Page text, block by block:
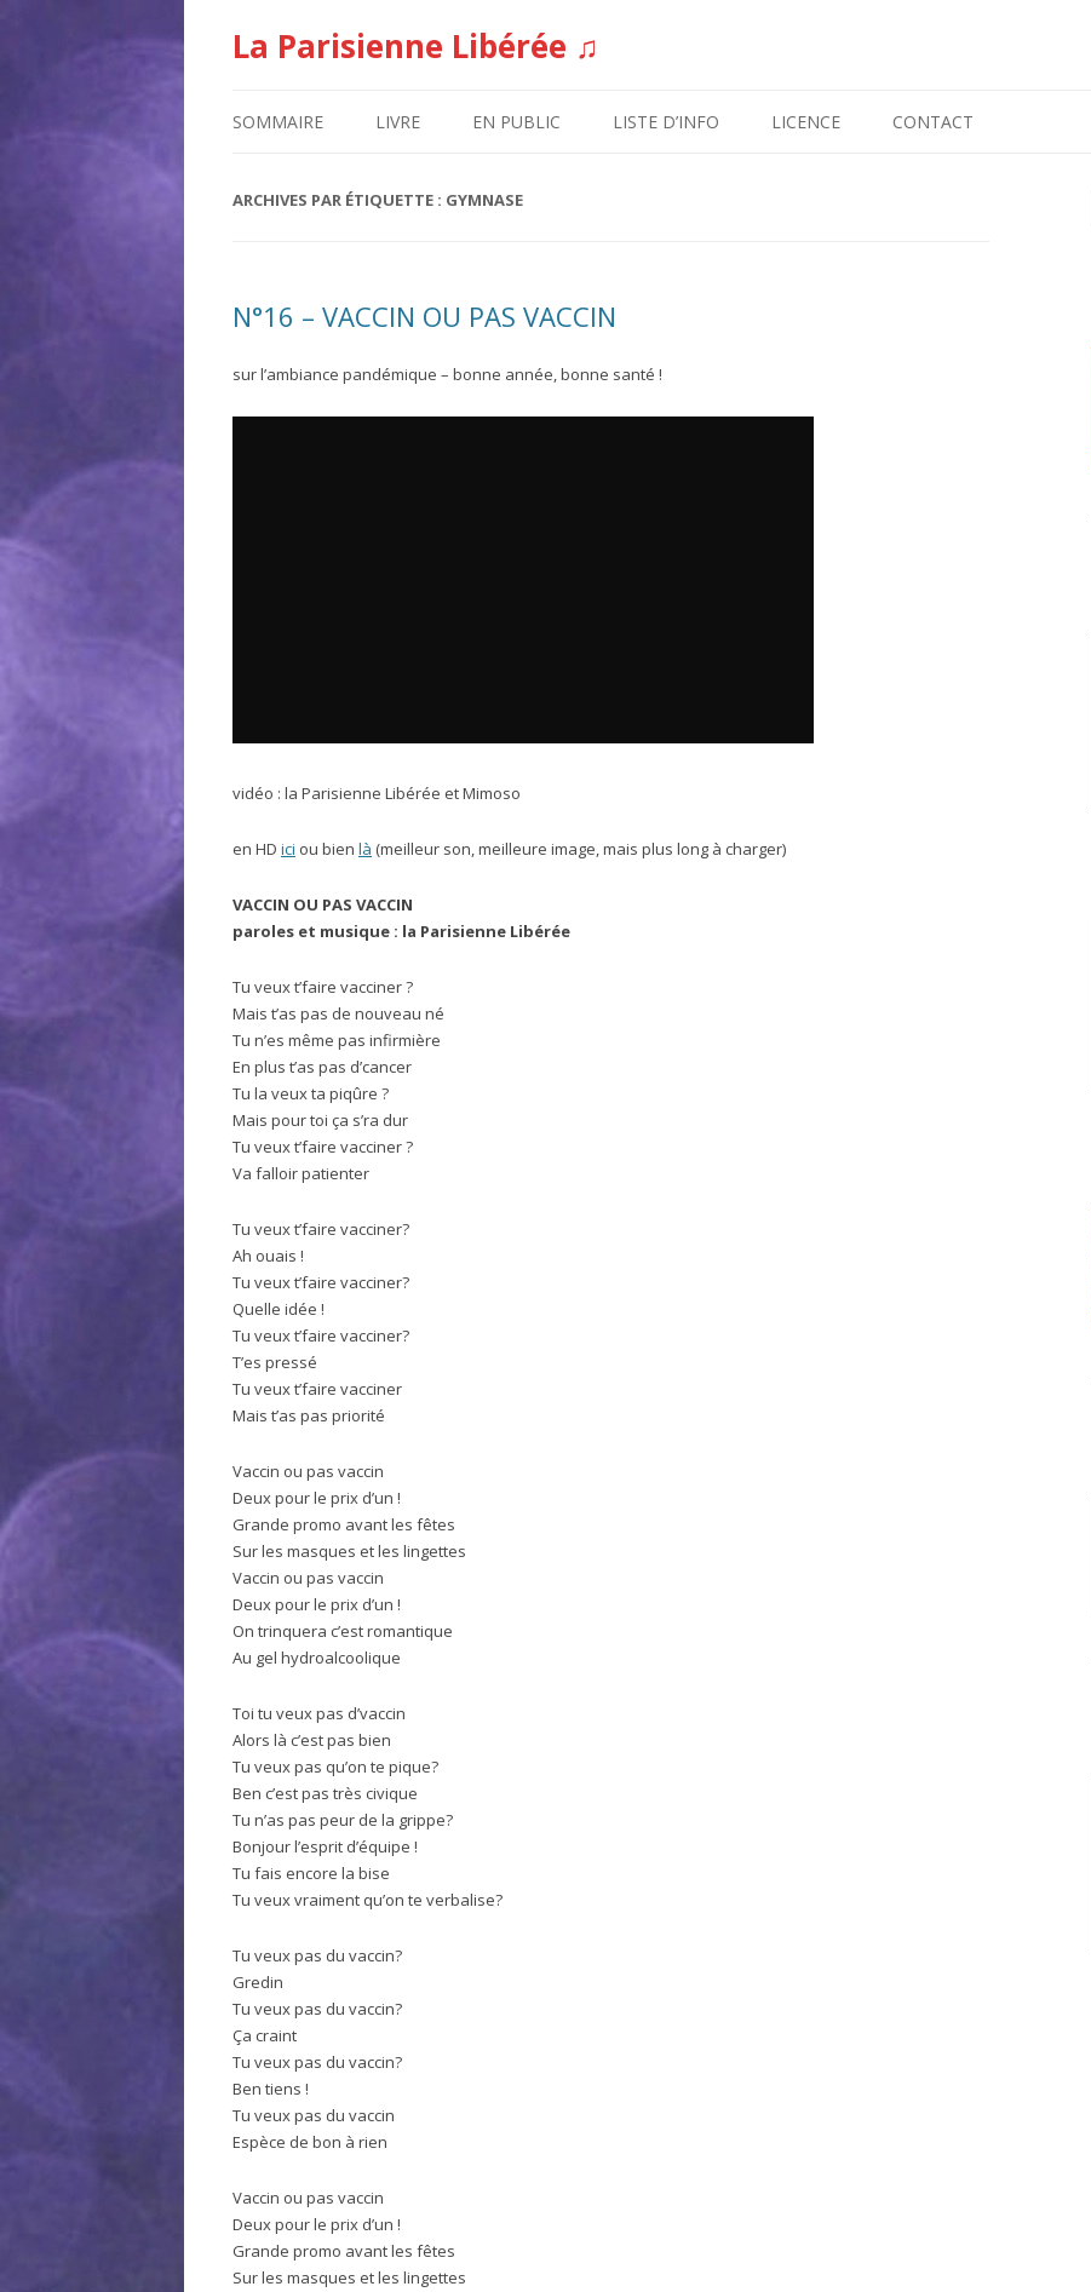
La Parisienne Libérée ♫
SOMMAIRE LIVRE EN PUBLIC LISTE D’INFO LICENCE CONTACT
ARCHIVES PAR ÉTIQUETTE : GYMNASE
N°16 – VACCIN OU PAS VACCIN
sur l’ambiance pandémique – bonne année, bonne santé !
vidéo : la Parisienne Libérée et Mimoso
en HD ici ou bien là (meilleur son, meilleure image, mais plus long à charger)
VACCIN OU PAS VACCIN
paroles et musique : la Parisienne Libérée
Tu veux t’faire vacciner ?
Mais t’as pas de nouveau né
Tu n’es même pas infirmière
En plus t’as pas d’cancer
Tu la veux ta piqûre ?
Mais pour toi ça s’ra dur
Tu veux t’faire vacciner ?
Va falloir patienter
Tu veux t’faire vacciner?
Ah ouais !
Tu veux t’faire vacciner?
Quelle idée !
Tu veux t’faire vacciner?
T’es pressé
Tu veux t’faire vacciner
Mais t’as pas priorité
Vaccin ou pas vaccin
Deux pour le prix d’un !
Grande promo avant les fêtes
Sur les masques et les lingettes
Vaccin ou pas vaccin
Deux pour le prix d’un !
On trinquera c’est romantique
Au gel hydroalcoolique
Toi tu veux pas d’vaccin
Alors là c’est pas bien
Tu veux pas qu’on te pique?
Ben c’est pas très civique
Tu n’as pas peur de la grippe?
Bonjour l’esprit d’équipe !
Tu fais encore la bise
Tu veux vraiment qu’on te verbalise?
Tu veux pas du vaccin?
Gredin
Tu veux pas du vaccin?
Ça craint
Tu veux pas du vaccin?
Ben tiens !
Tu veux pas du vaccin
Espèce de bon à rien
Vaccin ou pas vaccin
Deux pour le prix d’un !
Grande promo avant les fêtes
Sur les masques et les lingettes